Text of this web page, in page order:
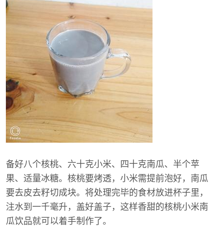
备好八个核桃、六十克小米、四十克南瓜、半个苹
果、适量冰糖。核桃要烤透，小米需提前泡好，南瓜
要去皮去籽切成块。将处理完毕的食材放进杯子里，
注水到一千毫升，盖好盖子，这样香甜的核桃小米南
瓜饮品就可以着手制作了。